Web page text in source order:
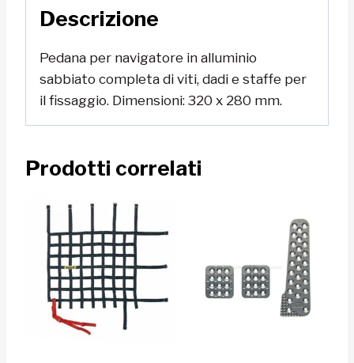
Descrizione
Pedana per navigatore in alluminio
sabbiato completa di viti, dadi e staffe per
il fissaggio. Dimensioni: 320 x 280 mm.
Prodotti correlati